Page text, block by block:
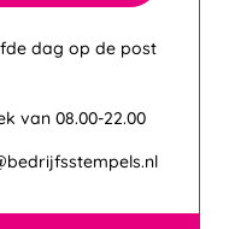
dag op de post
van 08.00-22.00